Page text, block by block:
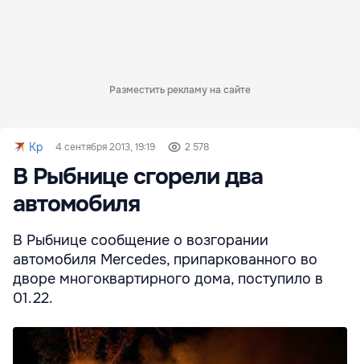
Разместить рекламу на сайте
Kp 4 сентября 2013, 19:19 2 578
В Рыбнице сгорели два
автомобиля
В Рыбнице сообщение о возгорании
автомобиля Mercedes, припаркованного во
дворе многоквартирного дома, поступило в
01.22.